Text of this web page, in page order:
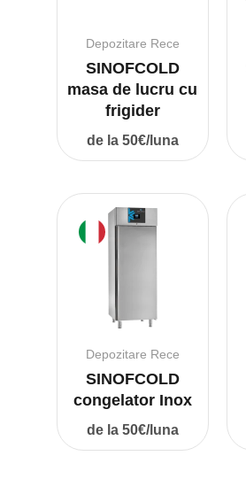
Depozitare Rece
SINOFCOLD
masa de lucru cu
frigider
de la 50€/luna
Depozitare Rece
SINOFCOLD
congelator Inox
de la 50€/luna